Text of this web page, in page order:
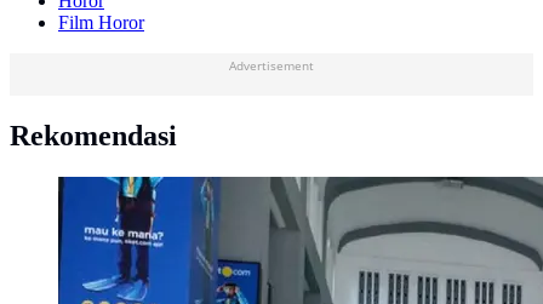
Film Horor
Advertisement
Rekomendasi